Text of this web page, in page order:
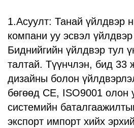
1.Асуулт: Танай үйлдвэр
компани уу эсвэл
Биднийгийн үйлдвэр тул
талтай. Түүнчлэн, бид 33
дизайны болон
бөгөөд CE, ISO9001 олон
системийн
экспорт импорт хийх